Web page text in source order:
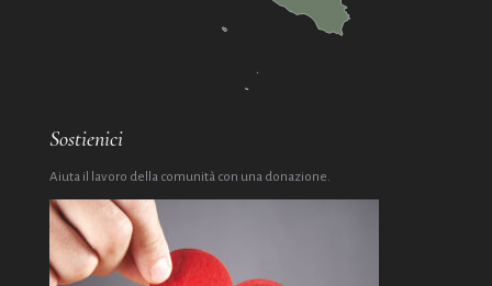
Sostienici
Aiuta il lavoro della comunità con una donazione.